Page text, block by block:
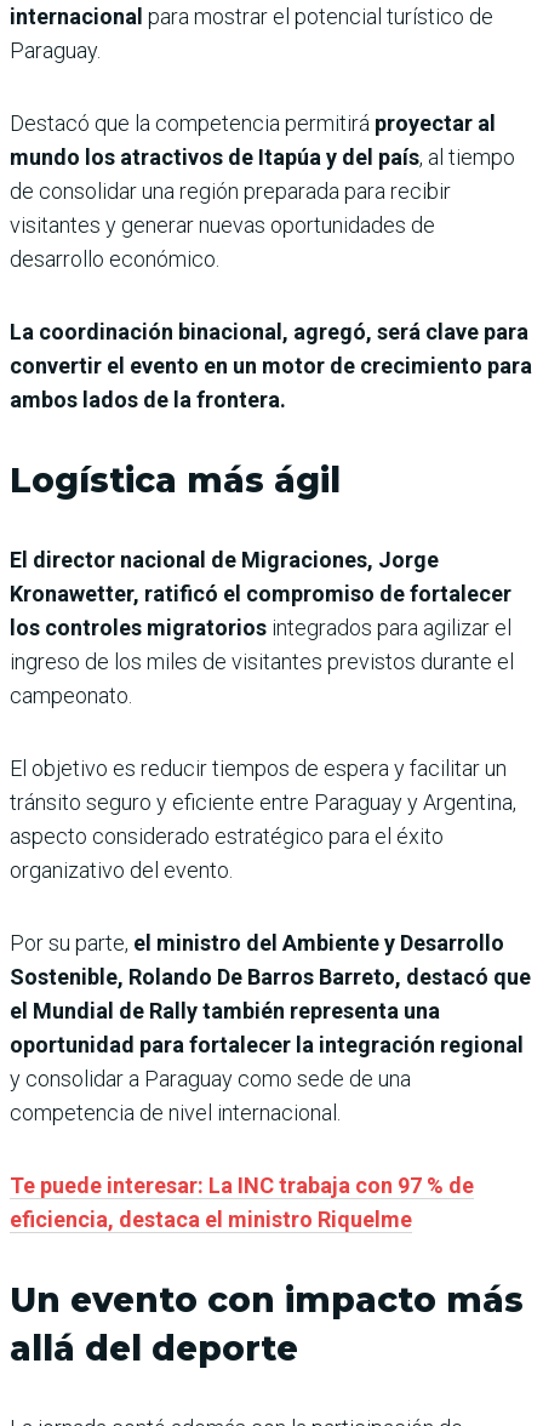
internacional para mostrar el potencial turístico de
Paraguay.
Destacó que la competencia permitirá proyectar al
mundo los atractivos de Itapúa y del país, al tiempo
de consolidar una región preparada para recibir
visitantes y generar nuevas oportunidades de
desarrollo económico.
La coordinación binacional, agregó, será clave para
convertir el evento en un motor de crecimiento para
ambos lados de la frontera.
Logística más ágil
El director nacional de Migraciones, Jorge
Kronawetter, ratificó el compromiso de fortalecer
los controles migratorios integrados para agilizar el
ingreso de los miles de visitantes previstos durante el
campeonato.
El objetivo es reducir tiempos de espera y facilitar un
tránsito seguro y eficiente entre Paraguay y Argentina,
aspecto considerado estratégico para el éxito
organizativo del evento.
Por su parte, el ministro del Ambiente y Desarrollo
Sostenible, Rolando De Barros Barreto, destacó que
el Mundial de Rally también representa una
oportunidad para fortalecer la integración regional
y consolidar a Paraguay como sede de una
competencia de nivel internacional.
Te puede interesar: La INC trabaja con 97 % de
eficiencia, destaca el ministro Riquelme
Un evento con impacto más
allá del deporte